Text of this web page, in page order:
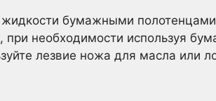
бумажными
при необходимости используя
лезвие ножа для масла или